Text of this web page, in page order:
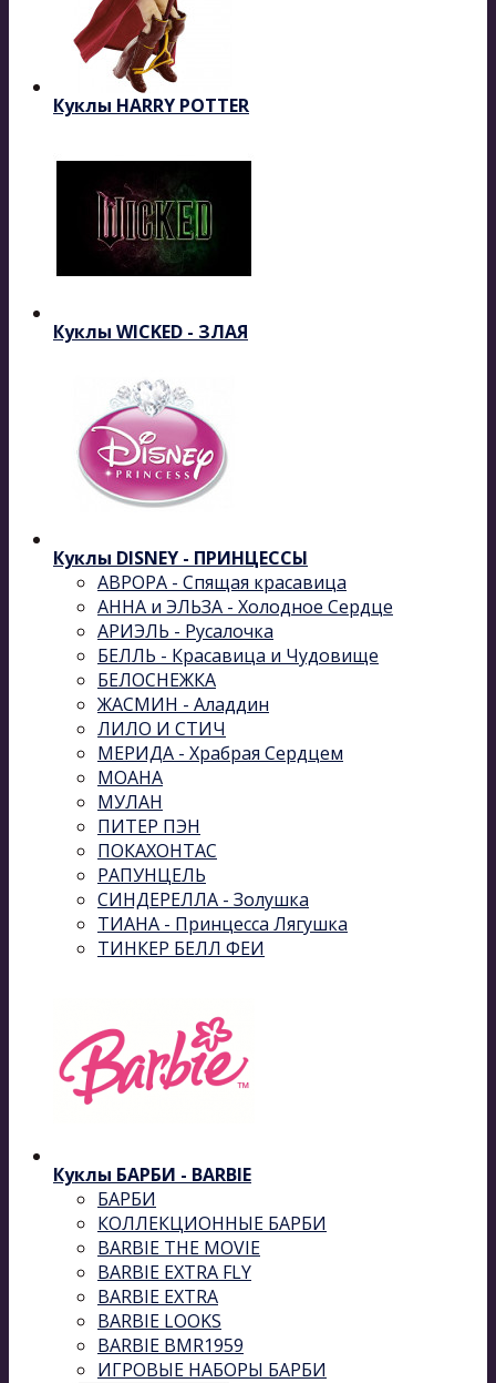
Куклы HARRY POTTER
Куклы WICKED - ЗЛАЯ
Куклы DISNEY - ПРИНЦЕССЫ
АВРОРА - Спящая красавица
АННА и ЭЛЬЗА - Холодное Сердце
АРИЭЛЬ - Русалочка
БЕЛЛЬ - Красавица и Чудовище
БЕЛОСНЕЖКА
ЖАСМИН - Аладдин
ЛИЛО И СТИЧ
МЕРИДА - Храбрая Сердцем
МОАНА
МУЛАН
ПИТЕР ПЭН
ПОКАХОНТАС
РАПУНЦЕЛЬ
СИНДЕРЕЛЛА - Золушка
ТИАНА - Принцесса Лягушка
ТИНКЕР БЕЛЛ ФЕИ
Куклы БАРБИ - BARBIE
БАРБИ
КОЛЛЕКЦИОННЫЕ БАРБИ
BARBIE THE MOVIE
BARBIE EXTRA FLY
BARBIE EXTRA
BARBIE LOOKS
BARBIE BMR1959
ИГРОВЫЕ НАБОРЫ БАРБИ